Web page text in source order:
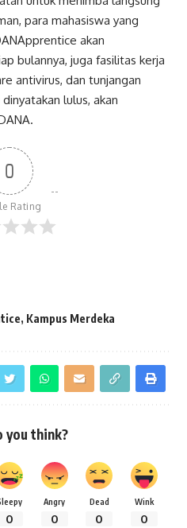
para mahasiswa yang
akan
bulannya, juga fasilitas kerja
antivirus, dan tunjangan
lulus, akan
0
Rating
, Kampus Merdeka
you think?
0
Angry
0
Dead
0
Wink
0